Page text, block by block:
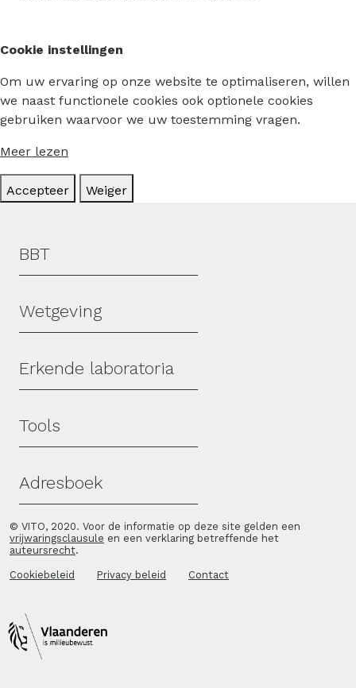
Cookie instellingen
Om uw ervaring op onze website te optimaliseren, willen
we naast functionele cookies ook optionele cookies
gebruiken waarvoor we uw toestemming vragen.
Meer lezen
Accepteer Weiger
Hoofdmenu
BBT
Wetgeving
Erkende laboratoria
Tools
Adresboek
© VITO, 2020. Voor de informatie op deze site gelden een
vrijwaringsclausule en een verklaring betreffende het
auteursrecht.
Cookiebeleid Privacy beleid Contact